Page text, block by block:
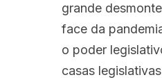
grande
face da
o poder
casas